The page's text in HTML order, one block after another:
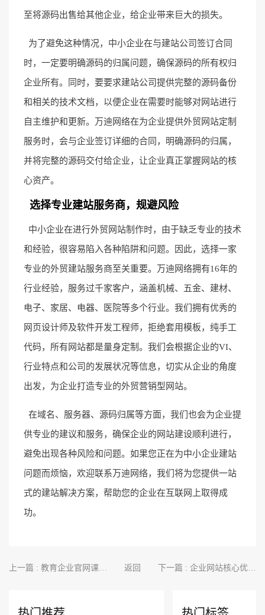
至将源码出售给其他企业，给企业带来巨大的损失。
为了避免这种情况，中小企业在与建站公司签订合同
时，一定要明确源码的归属问题，确保源码的所有权归
企业所有。同时，要要求建站公司提供完整的源码备份
和相关的技术文档，以便企业在需要时能够对网站进行
自主维护和更新。万迪网络在为企业提供外贸网站定制
服务时，会与企业签订详细的合同，明确源码的归属，
并将完整的源码交付给企业，让企业真正掌握网站的核
心资产。
选择专业建站服务商，规避风险
中小企业在进行外贸网站制作时，由于缺乏专业的技术
和经验，很容易陷入各种陷阱和问题。因此，选择一家
专业的外贸建站服务商至关重要。万迪网络拥有16年的
行业经验，服务过千家客户，涵盖机械、五金、建材、
电子、家居、电器、医院等多个行业。我们拥有优秀的
网页设计师及软件开发工程师，拒绝套用模板，纯手工
代码，所有网站都是量身定制。我们会根据企业的VI、
行业特点和公司的发展状况等信息，切实从企业的角度
出发，为企业打造专业的外贸营销型网站。
在域名、服务器、源码归属等方面，我们也会为企业提
供专业的建议和服务，确保企业的网站建设顺利进行，
避免出现各种风险和问题。如果您正在为中小企业建站
问题而烦恼，欢迎联系万迪网络，我们将为您提供一站
式的建站解决方案，帮助您的企业在互联网上取得成
功。
上一篇 : 教育企业官网课程
返回
下一篇 : 企业网站核心优势